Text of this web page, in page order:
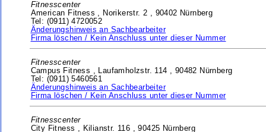
Fitnesscenter
American Fitness , Norikerstr. 2 , 90402 Nürnberg
Tel: (0911) 4720052
Änderungshinweis an Sachbearbeiter
Firma löschen / Kein Anschluss unter dieser Nummer
Fitnesscenter
Campus Fitness , Laufamholzstr. 114 , 90482 Nürnberg
Tel: (0911) 5460561
Änderungshinweis an Sachbearbeiter
Firma löschen / Kein Anschluss unter dieser Nummer
Fitnesscenter
City Fitness , Kilianstr. 116 ,90425 Nürnberg